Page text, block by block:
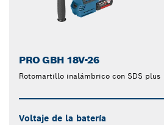
PRO GBH 18V-26
Rotomartillo inalámbrico con SDS plus
Voltaje de la batería